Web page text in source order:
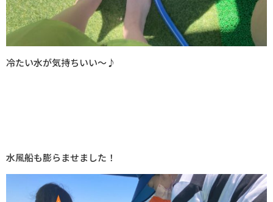
冷たい水が気持ちいい～♪
水風船も膨らませました！